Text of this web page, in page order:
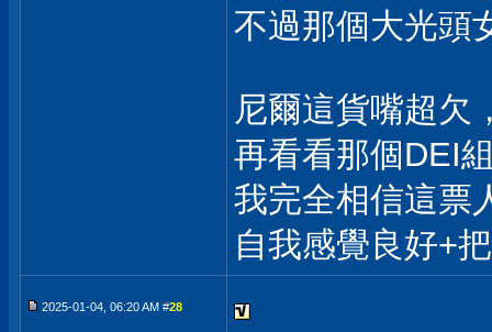
不過那個大光頭
尼爾這貨嘴超欠
再看看那個DEI
我完全相信這票
自我感覺良好+
2025-01-04, 06:20 AM #28